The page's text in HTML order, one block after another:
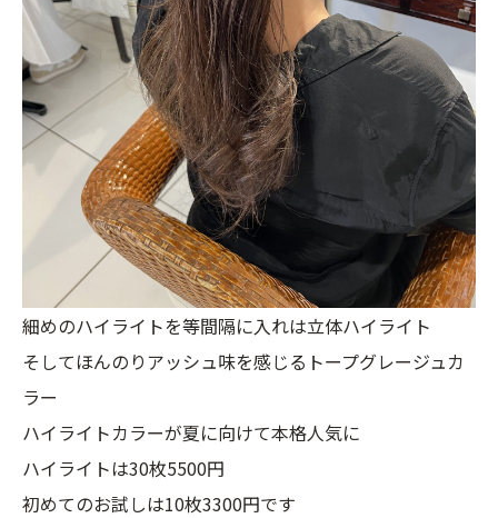
細めのハイライトを等間隔に入れは立体ハイライト
そしてほんのりアッシュ味を感じるトープグレージュカ
ラー
ハイライトカラーが夏に向けて本格人気に
ハイライトは30枚5500円
初めてのお試しは10枚3300円です